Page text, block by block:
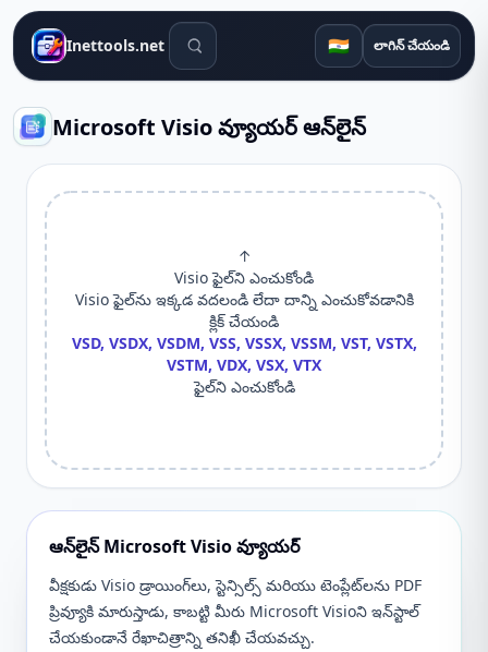
Inettools.net శోధన సాధనాలు 🇮🇳 లాగిన్ చేయండి
Microsoft Visio వ్యూయర్ ఆన్‌లైన్
↑
Visio ఫైల్‌ని ఎంచుకోండి
Visio ఫైల్‌ను ఇక్కడ వదలండి లేదా దాన్ని ఎంచుకోవడానికి
క్లిక్ చేయండి
VSD, VSDX, VSDM, VSS, VSSX, VSSM, VST, VSTX,
VSTM, VDX, VSX, VTX
ఫైల్‌ని ఎంచుకోండి
ఆన్‌లైన్ Microsoft Visio వ్యూయర్
వీక్షకుడు Visio డ్రాయింగ్‌లు, స్టెన్సిల్స్ మరియు టెంప్లేట్‌లను PDF
ప్రివ్యూకి మారుస్తాడు, కాబట్టి మీరు Microsoft Visioని ఇన్‌స్టాల్
చేయకుండానే రేఖాచిత్రాన్ని తనిఖీ చేయవచ్చు.